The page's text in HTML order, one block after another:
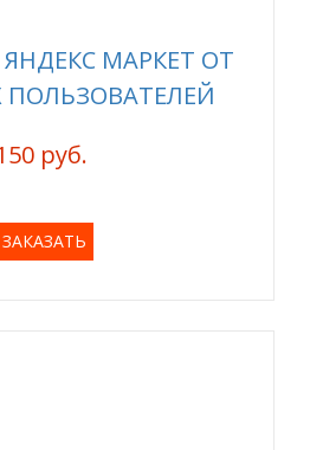
МАРКЕТ ОТ
ПОЛЬЗОВАТЕЛЕЙ
руб.
ЗАКАЗАТЬ